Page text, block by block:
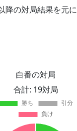
降の対局結果を元
白番の対局
合計: 19対局